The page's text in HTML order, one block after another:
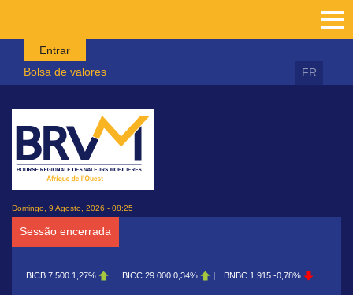
Passar para o conteúdo principal
Entrar
Bolsa de valores
FR
Domingo, 9 Agosto, 2026 - 08:25
Sessão encerrada
BICB 7 500 1,27% BICC 29 000 0,34% BNBC 1 915 -0,78%